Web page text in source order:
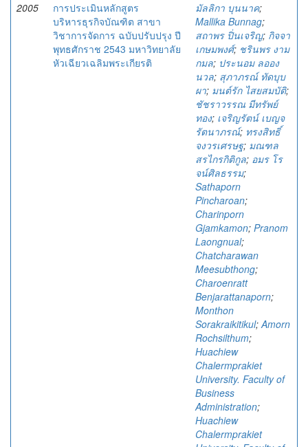
2005
การประเมินหลักสูตร
บริหารธุรกิจบัณฑิต สาขา
วิชาการจัดการ ฉบับปรับปรุง ปี
พุทธศักราช 2543 มหาวิทยาลัย
หัวเฉียวเฉลิมพระเกียรติ
มัลลิกา บุนนาค;
Mallika Bunnag;
สถาพร ปิ่นเจริญ; กิจจา
เกษมพงศ์; ชรินพร งาม
กมล; ประนอม ลออง
นวล; สุภาภรณ์ ทัดบุบ
ผา; มนต์รัก ไสยสมบัติ;
ชัชราวรรณ มีทรัพย์
ทอง; เจริญรัตน์ เบญจ
รัตนาภรณ์; ทรงสิทธิ์
จงวรเศรษฐ; มณฑล
สรไกรกิติกูล; อมร โร
จน์ศิลธรรม;
Sathaporn
Pincharoan;
Charinporn
Gjamkamon; Pranom
Laongnual;
Chatcharawan
Meesubthong;
Charoenratt
Benjarattanaporn;
Monthon
Sorakraikitikul;Amorn
Rochsilthum;
Huachiew
Chalermprakiet
University. Faculty of
Business
Administration;
Huachiew
Chalermprakiet